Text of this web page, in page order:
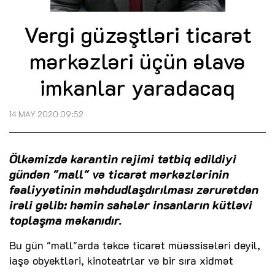
Vergi güzəştləri ticarət
mərkəzləri üçün əlavə
imkanlar yaradacaq
14 MAY 2020 09:52
Ölkəmizdə karantin rejimi tətbiq edildiyi
gündən "mall" və ticarət mərkəzlərinin
fəaliyyətinin məhdudlaşdırılması zərurətdən
irəli gəlib: həmin sahələr insanların kütləvi
toplaşma məkanıdır.
Bu gün "mall"arda təkcə ticarət müəssisələri deyil,
iaşə obyektləri, kinoteatrlar və bir sıra xidmət